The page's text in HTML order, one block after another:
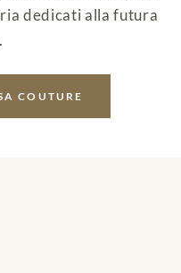
dedicati alla futura
COUTURE